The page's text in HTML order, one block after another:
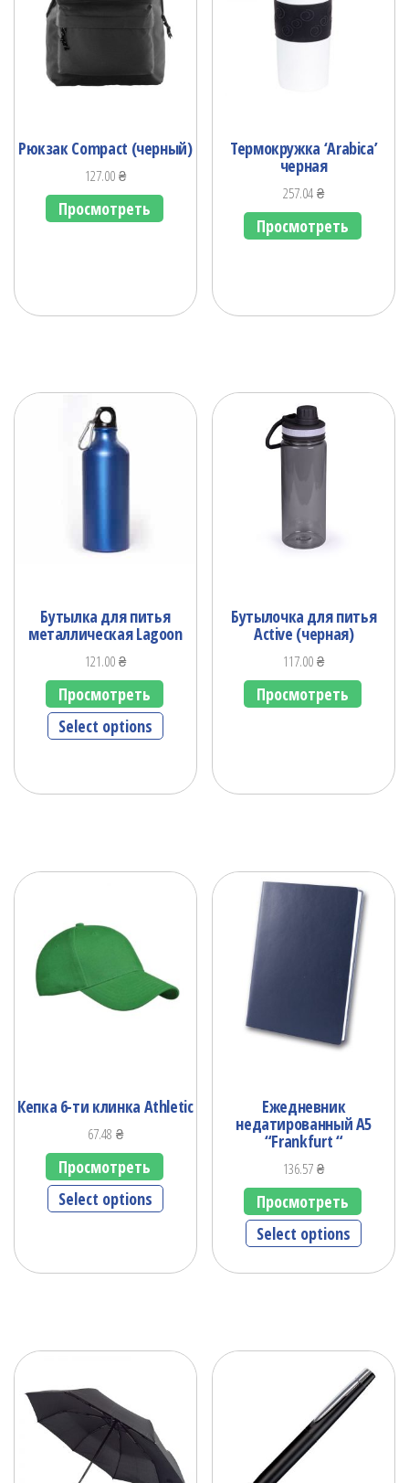
Рюкзак Compact (черный)
127.00₴
Просмотреть
Термокружка ‘Arabicа’
черная
257.04₴
Просмотреть
Бутылка для питья
металлическая Lagoon
121.00₴
Просмотреть
Select options
Бутылочка для питья
Active (черная)
117.00₴
Просмотреть
Кепка 6-ти клинка Athletic
67.48 ₴
Просмотреть
Select options
Ежедневник
недатированный А5
“Frankfurt “
136.57₴
Просмотреть
Select options